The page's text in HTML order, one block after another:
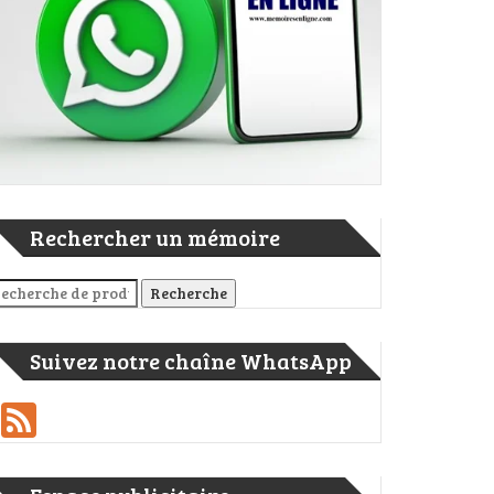
Rechercher un mémoire
pour : Recherche
Suivez notre chaîne WhatsApp